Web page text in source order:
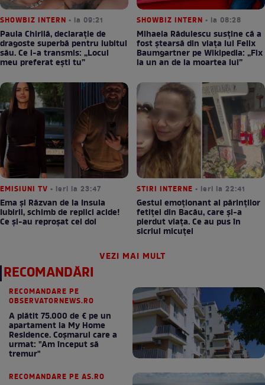
SHOWBIZ INTERN • la 09:21
Paula Chirilă, declarație de
dragoste superbă pentru iubitul
său. Ce i-a transmis: „Locul
meu preferat ești tu”
SHOWBIZ INTERN • la 08:28
Mihaela Rădulescu susține că a
fost ștearsă din viața lui Felix
Baumgartner pe Wikipedia: „Fix
la un an de la moartea lui”
EMISIUNI TV • ieri la 23:47
Ema și Răzvan de la Insula
Iubirii, schimb de replici acide!
Ce și-au reproșat cei doi
STIRI INTERNE • ieri la 22:41
Gestul emoționant al părinților
fetiței din Bacău, care și-a
pierdut viața. Ce au pus în
sicriul micuței
VEZI MAI MULT
RECOMANDĂRI
RECOMANDARE PE
OBSERVATORNEWS.RO
A plătit 75.000 de € pe un
apartament la My Home
Residence. Coşmarul care a
urmat: "Am început să
tremur"
RECOMANDARE PE AS.RO